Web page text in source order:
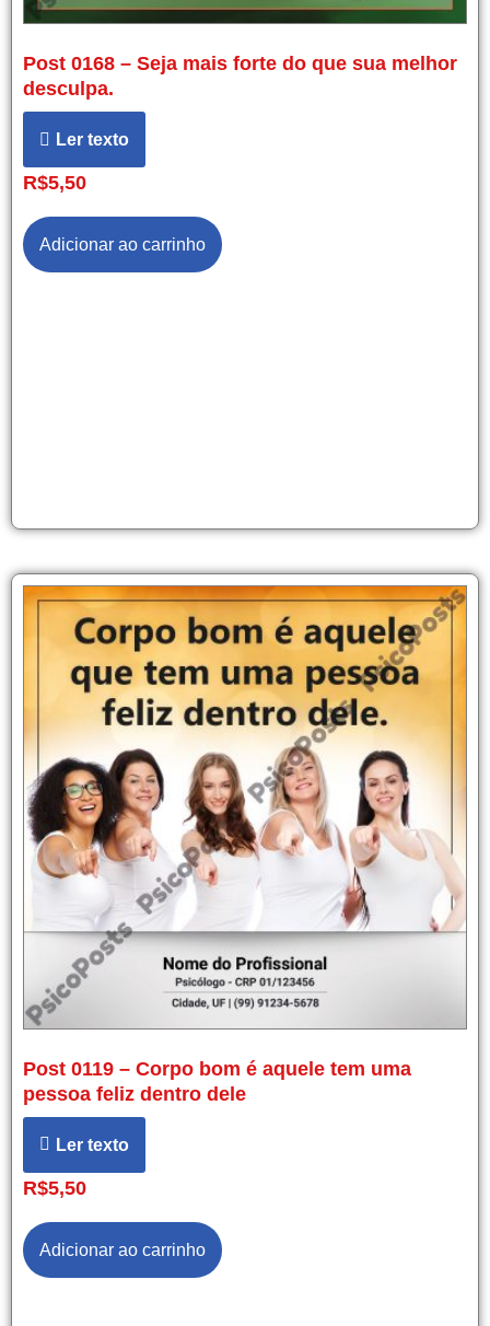
Post 0168 – Seja mais forte do que sua melhor
desculpa.
Ler texto
R$5,50
Adicionar ao carrinho
Post 0119 – Corpo bom é aquele tem uma
pessoa feliz dentro dele
Ler texto
R$5,50
Adicionar ao carrinho